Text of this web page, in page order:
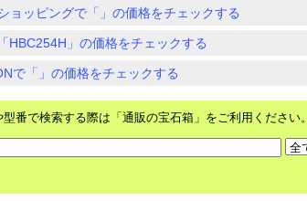
ョッピングで「」の価格をチェックする
HBC254H」の価格をチェックする
で「」の価格をチェックする
番で検索する際は「通販の宝石箱」をご利用ください。